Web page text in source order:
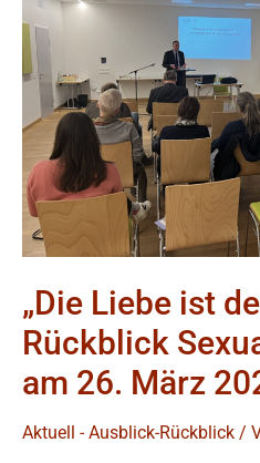
„Die Liebe ist
Rückblick
am 26. März
Aktuell - Ausblick-Rückblick /
der
Maßstab“
Rückblick
Sexualethik-
Vortrag
am
26.
März
2026